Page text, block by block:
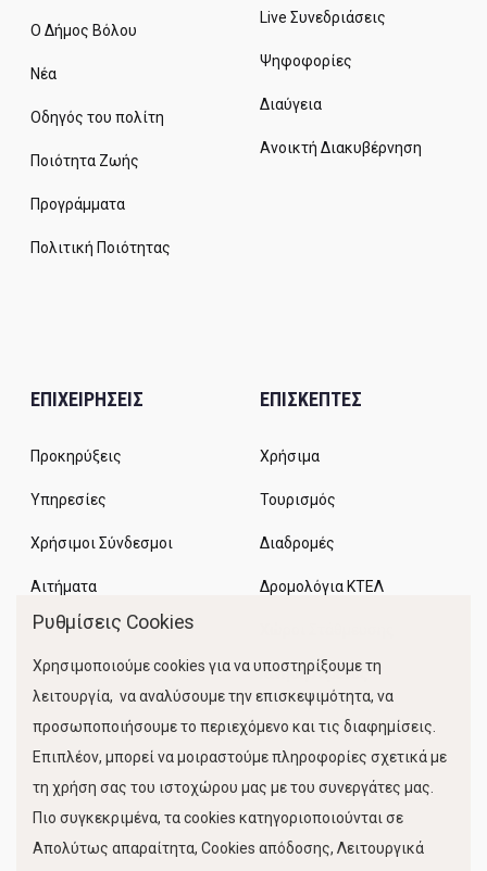
Ο Δήμος Βόλου
Νέα
Οδηγός του πολίτη
Ποιότητα Ζωής
Προγράμματα
Πολιτική Ποιότητας
Live Συνεδριάσεις
Ψηφοφορίες
Διαύγεια
Ανοικτή Διακυβέρνηση
ΕΠΙΧΕΙΡΗΣΕΙΣ
Προκηρύξεις
Υπηρεσίες
Χρήσιμοι Σύνδεσμοι
Αιτήματα
ΕΠΙΣΚΕΠΤΕΣ
Χρήσιμα
Τουρισμός
Διαδρομές
Δρομολόγια ΚΤΕΛ
Κίνηση Λιμένος
Ρυθμίσεις Cookies
Χρησιμοποιούμε cookies για να υποστηρίξουμε τη
λειτουργία, να αναλύσουμε την επισκεψιμότητα, να
προσωποποιήσουμε το περιεχόμενο και τις διαφημίσεις.
Επιπλέον, μπορεί να μοιραστούμε πληροφορίες σχετικά με
τη χρήση σας του ιστοχώρου μας με του συνεργάτες μας.
Πιο συγκεκριμένα, τα cookies κατηγοριοποιούνται σε
Απολύτως απαραίτητα, Cookies απόδοσης, Λειτουργικά